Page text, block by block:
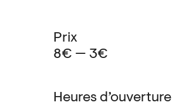
Heures d’ouverture
Prix
8€ — 3€